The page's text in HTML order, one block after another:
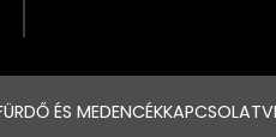
ÉS MEDENCÉKKAPCSOLAT